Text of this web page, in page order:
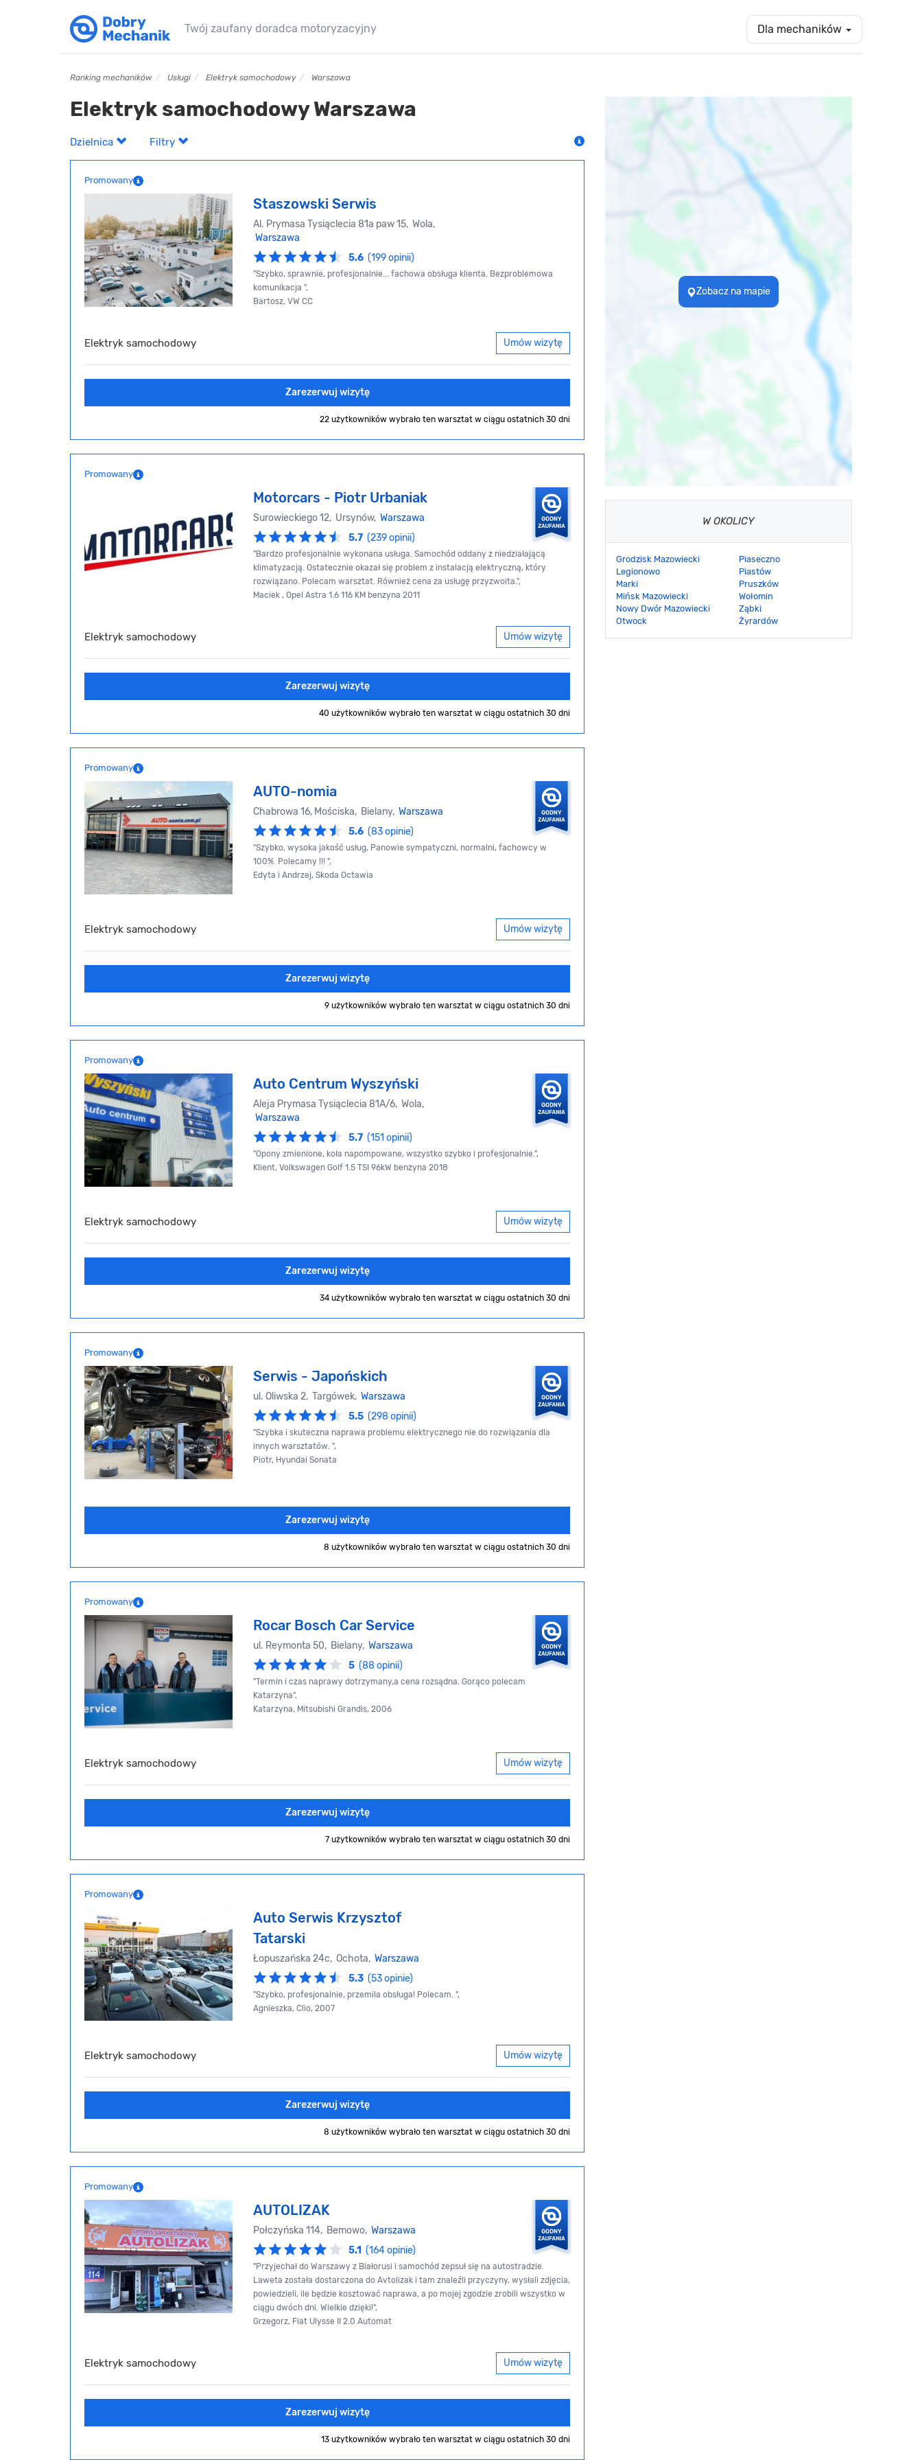
Twój zaufany doradca motoryzacyjny Dla mechaników
Ranking mechaników Usługi Elektryk samochodowy Warszawa
Elektryk samochodowy Warszawa
Dzielnica Filtry
Promowany
Staszowski Serwis
Al. Prymasa Tysiąclecia 81a paw 15, Wola,
Warszawa
5.6 (199 opinii)
"Szybko, sprawnie, profesjonalnie... fachowa obsługa klienta. Bezproblemowa
komunikacja ",
Bartosz, VW CC
Elektryk samochodowy Umów wizytę
Zarezerwuj wizytę
22 użytkowników wybrało ten warsztat w ciągu ostatnich 30 dni
Promowany
Motorcars - Piotr Urbaniak
Surowieckiego 12, Ursynów, Warszawa
5.7 (239 opinii)
"Bardzo profesjonalnie wykonana usługa. Samochód oddany z niedziałającą
klimatyzacją. Ostatecznie okazał się problem z instalacją elektryczną, który
rozwiązano. Polecam warsztat. Również cena za usługę przyzwoita.",
Maciek , Opel Astra 1.6 116 KM benzyna 2011
Elektryk samochodowy Umów wizytę
Zarezerwuj wizytę
40 użytkowników wybrało ten warsztat w ciągu ostatnich 30 dni
Promowany
AUTO-nomia
Chabrowa 16, Mościska, Bielany, Warszawa
5.6 (83 opinie)
"Szybko, wysoka jakość usług, Panowie sympatyczni, normalni, fachowcy w
100%. Polecamy !!! ",
Edyta i Andrzej, Skoda Octawia
Elektryk samochodowy Umów wizytę
Zarezerwuj wizytę
9 użytkowników wybrało ten warsztat w ciągu ostatnich 30 dni
Promowany
Auto Centrum Wyszyński
Aleja Prymasa Tysiąclecia 81A/6, Wola,
Warszawa
5.7 (151 opinii)
"Opony zmienione, koła napompowane, wszystko szybko i profesjonalnie.",
Klient, Volkswagen Golf 1.5 TSI 96kW benzyna 2018
Elektryk samochodowy Umów wizytę
Zarezerwuj wizytę
34 użytkowników wybrało ten warsztat w ciągu ostatnich 30 dni
Promowany
Serwis - Japońskich
ul. Oliwska 2, Targówek, Warszawa
5.5 (298 opinii)
"Szybka i skuteczna naprawa problemu elektrycznego nie do rozwiązania dla
innych warsztatów. ",
Piotr, Hyundai Sonata
Zarezerwuj wizytę
8 użytkowników wybrało ten warsztat w ciągu ostatnich 30 dni
Promowany
Rocar Bosch Car Service
ul. Reymonta 50, Bielany, Warszawa
5 (88 opinii)
"Termin i czas naprawy dotrzymany,a cena rozsądna. Gorąco polecam
Katarzyna",
Katarzyna, Mitsubishi Grandis, 2006
Elektryk samochodowy Umów wizytę
Zarezerwuj wizytę
7 użytkowników wybrało ten warsztat w ciągu ostatnich 30 dni
Promowany
Auto Serwis Krzysztof
Tatarski
Łopuszańska 24c, Ochota, Warszawa
5.3 (53 opinie)
"Szybko, profesjonalnie, przemila obsługa! Polecam. ",
Agnieszka, Clio, 2007
Elektryk samochodowy Umów wizytę
Zarezerwuj wizytę
8 użytkowników wybrało ten warsztat w ciągu ostatnich 30 dni
Promowany
AUTOLIZAK
Połczyńska 114, Bemowo, Warszawa
5.1 (164 opinie)
"Przyjechał do Warszawy z Białorusi i samochód zepsuł się na autostradzie.
Laweta została dostarczona do Avtolizak i tam znaleźli przyczyny, wysłali zdjęcia,
powiedzieli, ile będzie kosztować naprawa, a po mojej zgodzie zrobili wszystko w
ciągu dwóch dni. Wielkie dzięki!",
Grzegorz, Fiat Ulysse II 2.0 Automat
Elektryk samochodowy Umów wizytę
Zarezerwuj wizytę
13 użytkowników wybrało ten warsztat w ciągu ostatnich 30 dni
Zobacz na mapie
W OKOLICY
Grodzisk Mazowiecki
Legionowo
Marki
Mińsk Mazowiecki
Nowy Dwór Mazowiecki
Otwock
Piaseczno
Piastów
Pruszków
Wołomin
Ząbki
Żyrardów